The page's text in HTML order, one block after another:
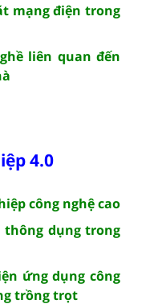
mạng điện trong
liên quan đến
4.0
công nghệ cao
thông dụng trong
ứng dụng công
trồng trọt